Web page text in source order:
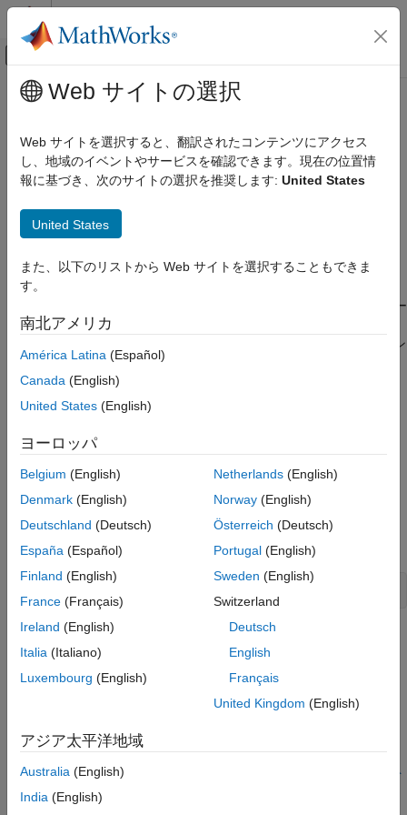
コンテンツへスキップ
オフキャンバス ナビゲーション メ
ドキュメンテーションのホーム
Computer Vision Toolbox
オブジェクトの検出とセグメント化
検出と認識
visionSupportPackages
項目一覧
説明
メインコンテンツ
visionSupportPackages
Computer Vision Toolboxのデータをダウンロード、インストー
ル、またはアンインストールするためのインストーラーの起動
構文
説明
は、サポート パッケージ インストーラー
を起動します。これを使用して、Computer Vision Toolbox™ の
サポート パッケージをダウンロード、インストール、またはアン
インストールできます。
Computer Vision Toolbox サポート パッケージ
OCR Language Data Files のインストール
ンストールと使用
例
Computer Vision Toolbox インストーラーの起動
バージョン履歴
R2014b で導入
トピック
Computer Vision Toolbox アドオン サポート ファイルのインスト
ール
Web サイトの選択
Web サイトを選択すると、翻訳されたコンテンツにアクセス
し、地域のイベントやサービスを確認できます。現在の位置情
報に基づき、次のサイトの選択を推奨します: United States
United States
また、以下のリストから Web サイトを選択することもできま
す。
南北アメリカ
América Latina (Español)
Canada (English)
United States (English)
ヨーロッパ
Belgium (English)
Denmark (English)
Deutschland (Deutsch)
España (Español)
Finland (English)
France (Français)
Ireland (English)
Italia (Italiano)
Luxembourg (English)
Netherlands(English)
Norway(English)
Österreich (Deutsch)
Portugal(English)
Sweden (English)
Switzerland
Deutsch
English
Français
United Kingdom (English)
アジア太平洋地域
Australia (English)
India (English)